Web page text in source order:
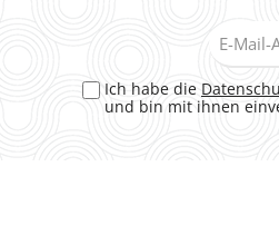
Ich habe die
und bin mit ihnen